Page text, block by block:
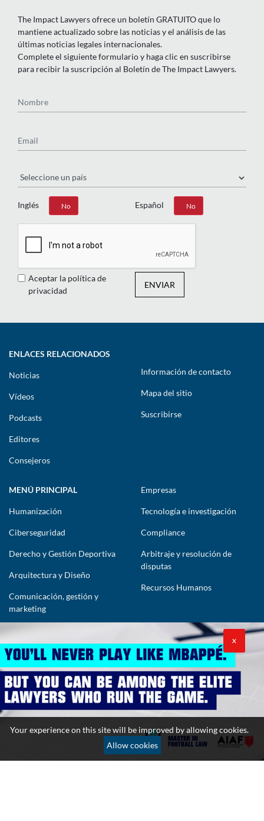
The Impact Lawyers ofrece un boletín GRATUITO que lo
mantiene actualizado sobre las noticias y el análisis de las
últimas noticias legales internacionales.
Complete el siguiente formulario y haga clic en suscribirse
para recibir la suscripción al Boletín de The Impact Lawyers.
Inglés
Sí No Español
Sí No
Aceptar la política de
privacidad
ENVIAR
ENLACES RELACIONADOS
Noticias
Vídeos
Podcasts
Editores
Consejeros
Información de contacto
Mapa del sitio
Suscribirse
MENÚ PRINCIPAL
Humanización
Ciberseguridad
Derecho y Gestión Deportiva
Arquitectura y Diseño
Comunicación, gestión y
marketing
Empresas
Tecnología e investigación
Compliance
Arbitraje y resolución de
disputas
Recursos Humanos
lawyers@theimpactlawyers.com
SUSCRIBIRSE
X
Your experience on this site will be improved by allowing cookies.
Allow cookies